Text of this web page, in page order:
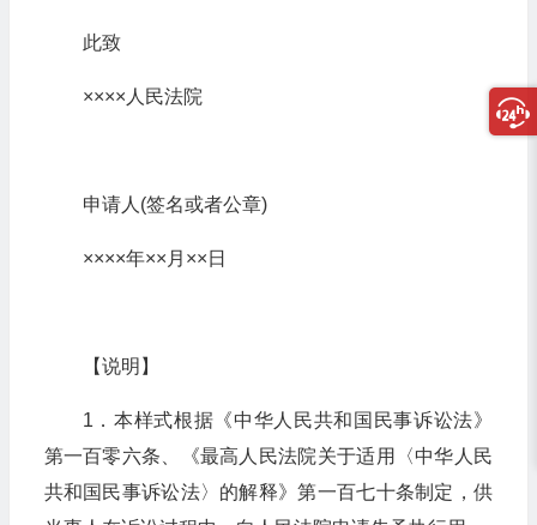
此致
××××人民法院
申请人(签名或者公章)
××××年××月××日
【说明】
1．本样式根据《中华人民共和国民事诉讼法》
第一百零六条、《最高人民法院关于适用〈中华人民
共和国民事诉讼法〉的解释》第一百七十条制定，供